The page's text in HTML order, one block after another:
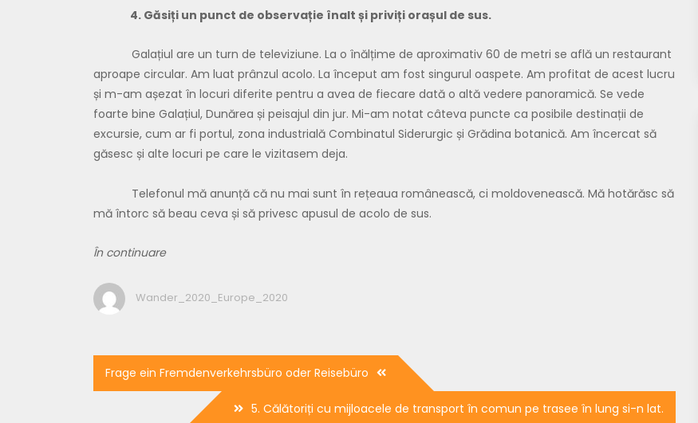
4. Găsiți un punct de observație înalt și priviți orașul de sus.
Galațiul are un turn de televiziune. La o înălțime de aproximativ 60 de metri se află un restaurant
aproape circular. Am luat prânzul acolo. La început am fost singurul oaspete. Am profitat de acest lucru
și m-am așezat în locuri diferite pentru a avea de fiecare dată o altă vedere panoramică. Se vede
foarte bine Galațiul, Dunărea și peisajul din jur. Mi-am notat câteva puncte ca posibile destinații de
excursie, cum ar fi portul, zona industrială Combinatul Siderurgic și Grădina botanică. Am încercat să
găsesc și alte locuri pe care le vizitasem deja.
Telefonul mă anunță că nu mai sunt în rețeaua românească, ci moldovenească. Mă hotărăsc să
mă întorc să beau ceva și să privesc apusul de acolo de sus.
În continuare
Wander_2020_Europe_2020
Beitragsnavigation
Frage ein Fremdenverkehrsbüro oder Reisebüro
5. Călătoriți cu mijloacele de transport în comun pe trasee în lung si-n lat.